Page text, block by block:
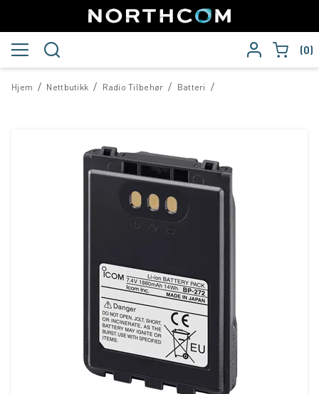
0
/
Hjem /
Nettbutikk /
Radio Tilbehør /
Batteri